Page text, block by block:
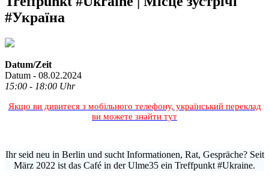
#Україна
Datum/Zeit
Datum - 08.02.2024
15:00 - 18:00 Uhr
Якщо ви дивитеся з мобільного телефону, український переклад
ви можете знайти тут
Ihr seid neu in Berlin und sucht Informationen, Rat, Gespräche? Seit
März 2022 ist das Café in der Ulme35 ein Treffpunkt #Ukraine.